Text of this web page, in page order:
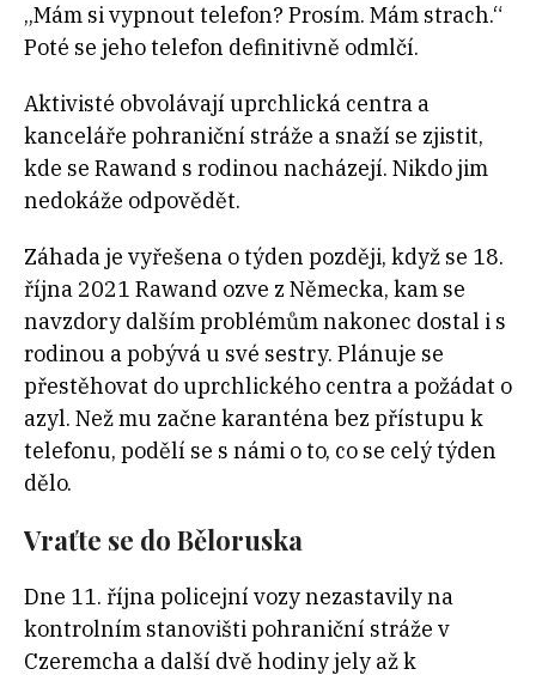
„Mám si vypnout telefon? Prosím. Mám strach.“
Poté se jeho telefon definitivně odmlčí.
Aktivisté obvolávají uprchlická centra a
kanceláře pohraniční stráže a snaží se zjistit,
kde se Rawand s rodinou nacházejí. Nikdo jim
nedokáže odpovědět.
Záhada je vyřešena o týden později, když se 18.
října 2021 Rawand ozve z Německa, kam se
navzdory dalším problémům nakonec dostal i s
rodinou a pobývá u své sestry. Plánuje se
přestěhovat do uprchlického centra a požádat o
azyl. Než mu začne karanténa bez přístupu k
telefonu, podělí se s námi o to, co se celý týden
dělo.
Vraťte se do Běloruska
Dne 11. října policejní vozy nezastavily na
kontrolním stanovišti pohraniční stráže v
Czeremcha a další dvě hodiny jely až k